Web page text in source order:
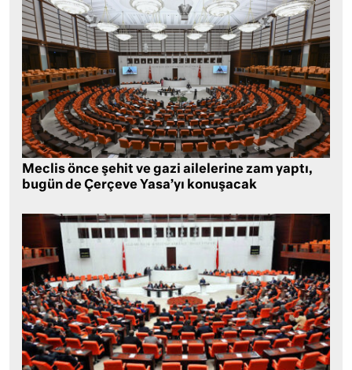
Meclis önce şehit ve gazi ailelerine zam yaptı,
bugün de Çerçeve Yasa’yı konuşacak